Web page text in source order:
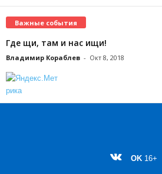
Важные события
Где щи, там и нас ищи!
Владимир Кораблев - Окт 8, 2018
OK 16+